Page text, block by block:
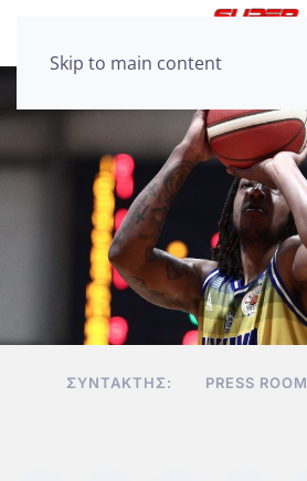
Skip to main content
ΣΥΝΤΆΚΤΗΣ: PRESS ROOM